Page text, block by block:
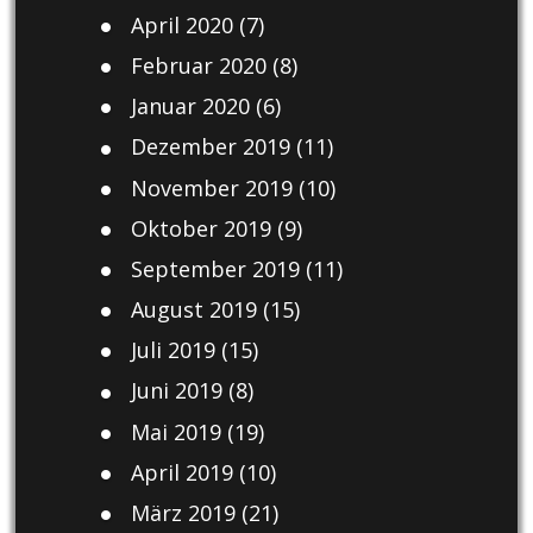
April 2020(7)
Februar 2020(8)
Januar 2020(6)
Dezember 2019(11)
November 2019(10)
Oktober 2019(9)
September 2019(11)
August 2019(15)
Juli 2019(15)
Juni 2019(8)
Mai 2019(19)
April 2019(10)
März 2019(21)